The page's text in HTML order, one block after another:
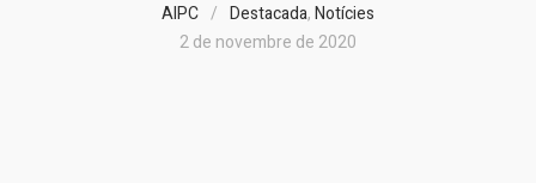
AIPC Destacada,Notícies
2 de novembre de 2020